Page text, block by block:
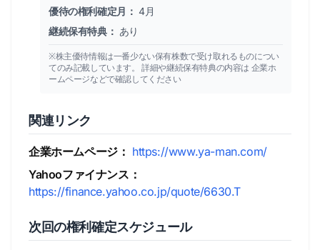
優待の権利確定月： 4月
継続保有特典： あり
※株主優待情報は一番少ない保有株数で受け取れるものについ
てのみ記載しています。 詳細や継続保有特典の内容は 企業ホ
ームページなどで確認してください
関連リンク
企業ホームページ： https://www.ya-man.com/
Yahooファイナンス：
https://finance.yahoo.co.jp/quote/6630.T
次回の権利確定スケジュール